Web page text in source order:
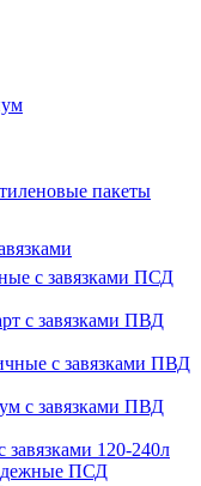
пакеты
с завязками ПСД
с завязками ПВД
с завязками ПВД
с завязками ПВД
120-240л
ПСД